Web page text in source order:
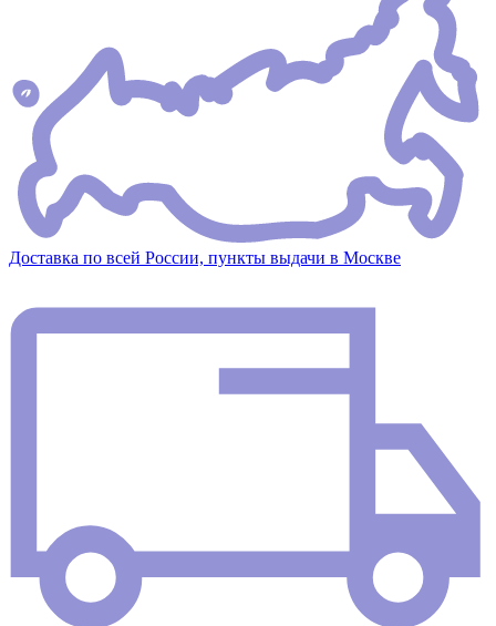
Доставка по всей России, пункты выдачи в Москве